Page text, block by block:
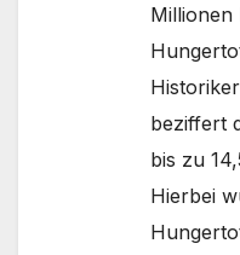
Millionen
beziffert
bis zu
Hierbei